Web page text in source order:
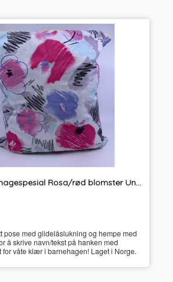
Våtpose Barnehagespesial Rosa/rød blomster Unikum
pose med glidelåslukning og hempe med
å skrive navn/tekst på hanken med
for våte klær i barnehagen! Laget i Norge.